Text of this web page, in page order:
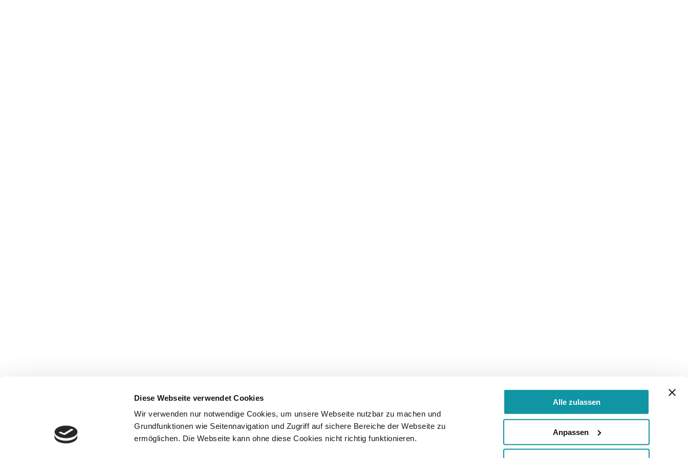
Diese Webseite verwendet Cookies
Wir verwenden nur notwendige Cookies, um unsere Webseite nutzbar zu machen und
Grundfunktionen wie Seitennavigation und Zugriff auf sichere Bereiche der Webseite zu
ermöglichen. Die Webseite kann ohne diese Cookies nicht richtig funktionieren.
Alle zulassen
Anpassen